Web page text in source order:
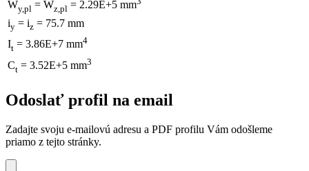
Wy,pl = Wz,pl = 2.29E+5 mm
iy = iz = 75.7 mm
It = 3.86E+7 mm4
Ct = 3.52E+5 mm3
Odoslať profil na email
Zadajte svoju e-mailovú adresu a PDF profilu Vám odošleme
priamo z tejto stránky.